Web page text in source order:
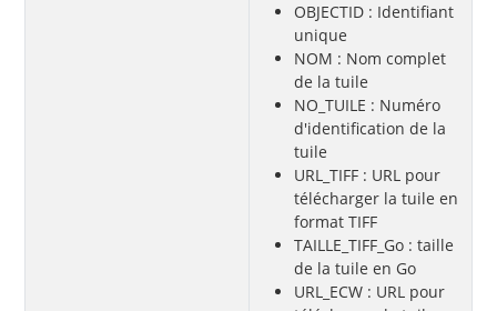
OBJECTID : Identifiant
unique
NOM : Nom complet
de la tuile
NO_TUILE : Numéro
d'identification de la
tuile
URL_TIFF : URL pour
télécharger la tuile en
format TIFF
TAILLE_TIFF_Go : taille
de la tuile en Go
URL_ECW : URL pour